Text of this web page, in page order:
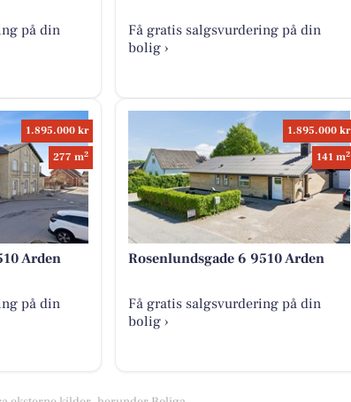
på din
Få gratis salgsvurdering på din
bolig ›
1.895.000 kr
277 m2
Arden
på din
1.895.000 kr
141 m2
Rosenlundsgade 6 9510 Arden
Få gratis salgsvurdering på din
bolig ›